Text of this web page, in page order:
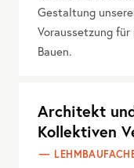
Gestaltung
Voraussetzung für
Bauen.
Architekt
Kollektiven